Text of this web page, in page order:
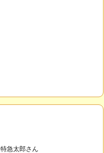
特急太郎さん